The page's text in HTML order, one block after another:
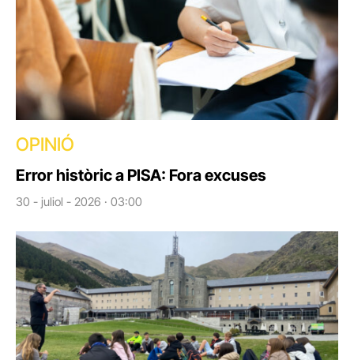
OPINIÓ
Error històric a PISA: Fora excuses
30 - juliol - 2026 · 03:00